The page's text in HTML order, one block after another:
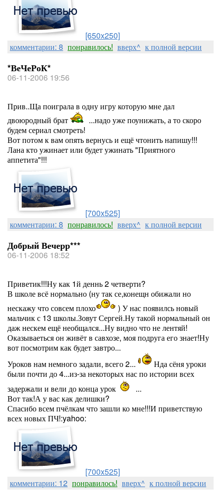
[650x250]
комментарии: 8 понравилось! вверх^ к полной версии
*ВеЧеРоК*
06-11-2006 19:56
Прив..Ща поиграла в одну игру которую мне дал
двоюродный брат
...надо уже поунижать, а то скоро
будем сериал смотреть!
Вот потом к вам опять вернусь и ещё чтонить напишу!!!
Лана кто ужинает или будет ужинать "Приятного
аппетита"!!!
[700x525]
комментарии: 8 понравилось! вверх^ к полной версии
Добрый Вечерр***
06-11-2006 18:52
Приветик!!!Ну как 1й деннь 2 четверти?
В школе всё нормально (ну так се,конещн обижали но
нескажу что совсем плохо
) У нас появилсь новый
мальчик с 13 школы.Зовут Сергей.Ну такой нормальный он
даж нескем ещё необщался...Ну видно что не лентяй!
Оказываеться он живёт в савхозе, моя подруга его знает!Ну
вот посмотрим как будет завтро...
Уроков нам немного задали, всего 2...
Нда сёня уроки
были почти до 4...из-за некоторых нас по истории всех
задержали и вели до конца урок
...
Вот так!А у вас как делишки?
Спасибо всем пчёлкам что зашли ко мне!!!И приветствую
всех новых ПЧ!:yahoo:
[700x525]
комментарии: 12 понравилось! вверх^ к полной версии